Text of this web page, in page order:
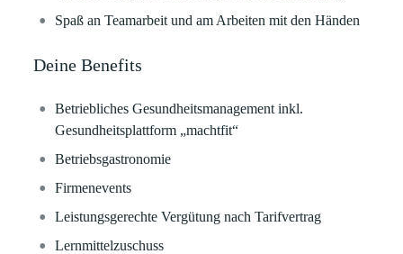
Spaß an Teamarbeit und am Arbeiten mit den Händen
Deine Benefits
Betriebliches Gesundheitsmanagement inkl.
Gesundheitsplattform „machtfit“
Betriebsgastronomie
Firmenevents
Leistungsgerechte Vergütung nach Tarifvertrag
Lernmittelzuschuss